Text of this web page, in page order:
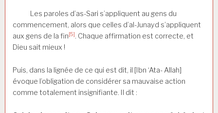
Les paroles d’as-Sari s’appliquent au gens du
commencement, alors que celles d’al-Junayd s’appliquent
aux gens de la fin[5]. Chaque affirmation est correcte, et
Dieu sait mieux !
Puis, dans la lignée de ce qui est dit, il [Ibn ‘Ata- Allah]
évoque l’obligation de considérer sa mauvaise action
comme totalement insignifiante. Il dit :